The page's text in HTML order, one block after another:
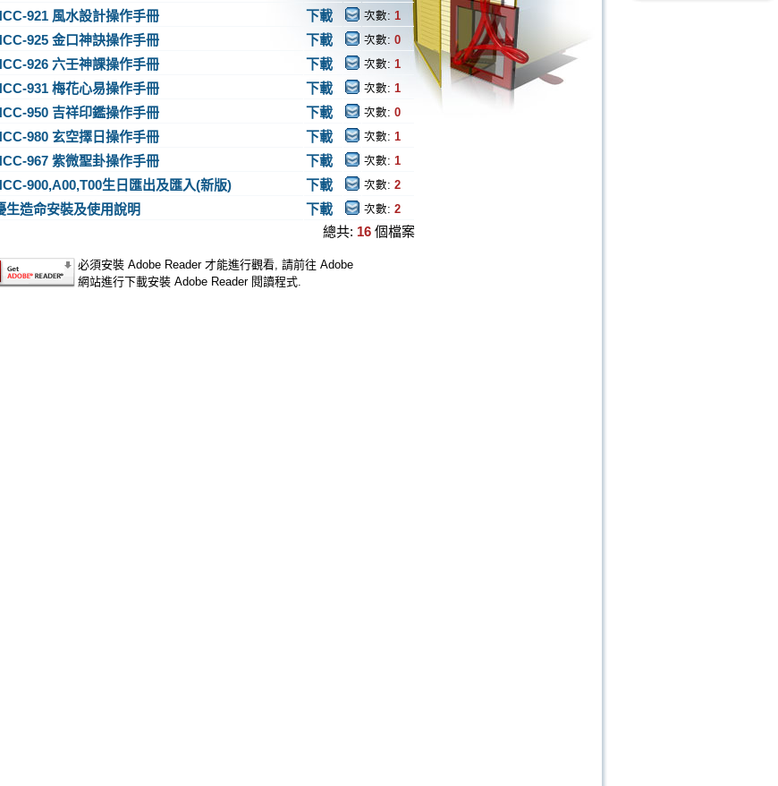
921 風水設計操作手冊 下載 次數: 1
925 金口神訣操作手冊 下載 次數: 0
926 六壬神課操作手冊 下載 次數: 1
931 梅花心易操作手冊 下載 次數: 1
950 吉祥印鑑操作手冊 下載 次數: 0
980 玄空擇日操作手冊 下載 次數: 1
967 紫微聖卦操作手冊 下載 次數: 1
900,A00,T00生日匯出及匯入(新版) 下載 次數: 2
生造命安裝及使用說明 下載 次數: 2
總共: 16 個檔案
必須安裝 Adobe Reader 才能進行觀看, 請前往 Adobe
網站進行下載安裝 Adobe Reader 閱讀程式.